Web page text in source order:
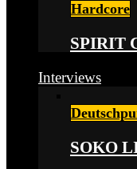
Hardcore
SPIRIT
Interviews
SOKO